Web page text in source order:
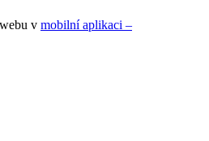
v mobilní aplikaci –